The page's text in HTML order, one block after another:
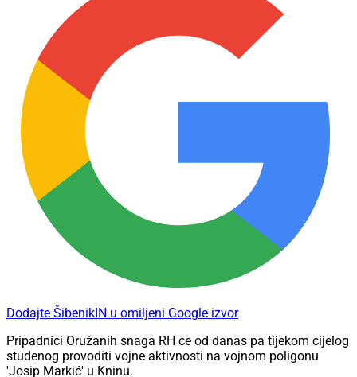
Dodajte ŠibenikIN u omiljeni Google izvor
Pripadnici Oružanih snaga RH će od danas pa tijekom cijelog
studenog provoditi vojne aktivnosti na vojnom poligonu
'Josip Markić' u Kninu.